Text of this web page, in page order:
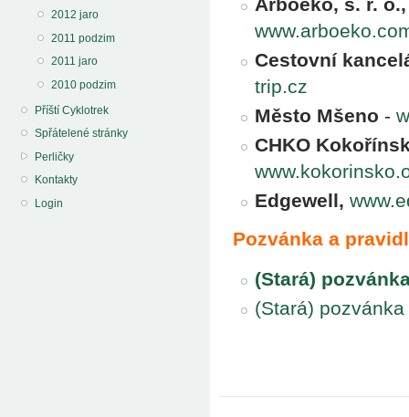
2012 jaro
2011 podzim
2011 jaro
2010 podzim
Příští Cyklotrek
Spřátelené stránky
Perličky
Kontakty
Login
Cestovní
trip.cz
Město Mšeno -
CHKO
Edgewell,
Pozvánka a
(Stará)
(Stará)